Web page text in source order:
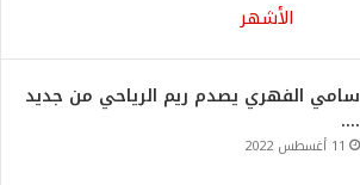
الأشهر
سامي الفهري يصدم ريم الرياحي من جديد
….
11 أغسطس 2022